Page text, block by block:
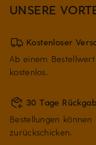
UNSERE
Kostenloser
Ab einem
kostenlos.
30 Tage
Bestellungen
zurückschicken.